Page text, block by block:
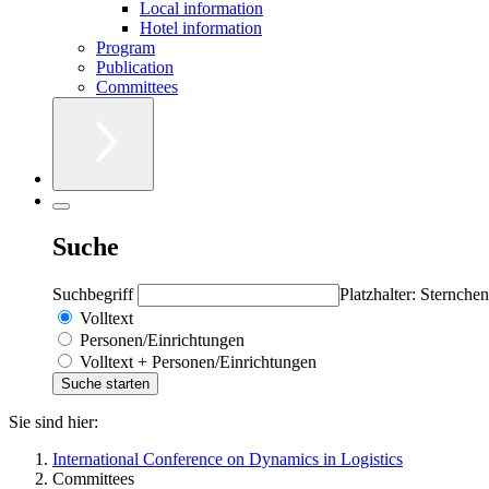
Local information
Hotel information
Program
Publication
Committees
Suche
Suchbegriff
Platzhalter:
Volltext
Personen/Einrichtungen
Volltext + Personen/Einrichtungen
Sie sind hier:
International Conference on Dynamics in Logistics
Committees